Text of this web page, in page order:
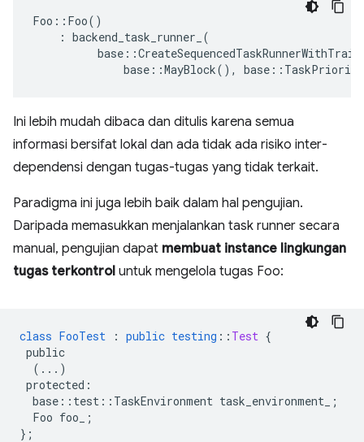
Foo :: Foo()
: backend_task_runner_ (
base ::
base ::MayBlock(), base :: TaskPriority
Ini lebih mudah dibaca dan ditulis karena semua
informasi bersifat lokal dan ada tidak ada risiko inter-
dependensi dengan tugas-tugas yang tidak terkait.
Paradigma ini juga lebih baik dalam hal pengujian.
Daripada memasukkan menjalankan task runner secara
manual, pengujian dapat membuat instance lingkungan
tugas terkontrol untuk mengelola tugas Foo:
class FooTest : public testing :: Test {
public
(...)
protected :
base :: test :: TaskEnvironment task_environment_
;
Foo foo_
;
} ;